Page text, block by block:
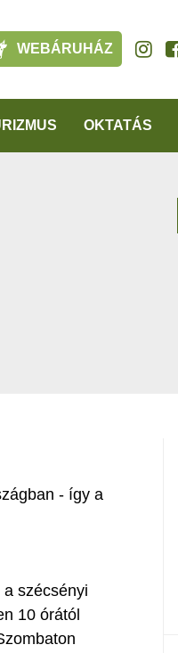
WEBÁRUHÁZ
OKTATÁS
- így a
szécsényi
10 órától